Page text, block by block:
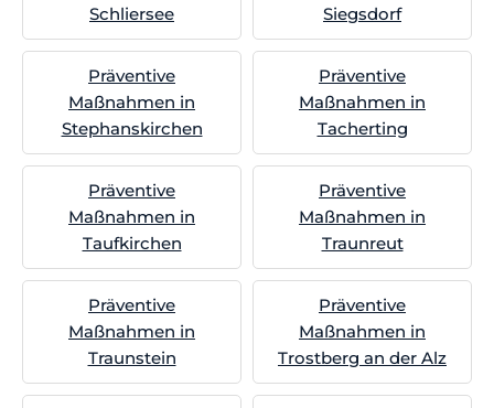
Schliersee
Siegsdorf
Präventive
Maßnahmen in
Stephanskirchen
Präventive
Maßnahmen in
Tacherting
Präventive
Maßnahmen in
Taufkirchen
Präventive
Maßnahmen in
Traunreut
Präventive
Maßnahmen in
Traunstein
Präventive
Maßnahmen in
Trostberg an der Alz